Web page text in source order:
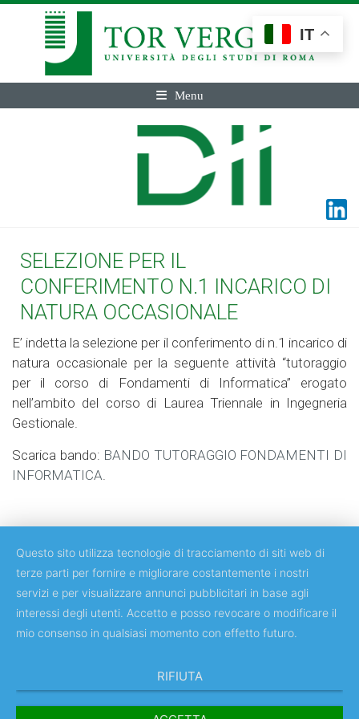
Menu
SELEZIONE PER IL
CONFERIMENTO N.1 INCARICO DI
NATURA OCCASIONALE
E’ indetta la selezione per il conferimento di n.1 incarico di
natura occasionale per la seguente attività “tutoraggio
per il corso di Fondamenti di Informatica” erogato
nell’ambito del corso di Laurea Triennale in Ingegneria
Gestionale.
Scarica bando: BANDO TUTORAGGIO FONDAMENTI DI
INFORMATICA.
Copyright © 2018 Università degli Studi di Roma Tor Vergata
IT
Questo sito utilizza tecnologie di tracciamento di siti web di
terze parti per fornire e migliorare costantemente i nostri
servizi e per visualizzare annunci pubblicitari in base agli
interessi degli utenti. Accetto e posso revocare o modificare il
mio consenso in qualsiasi momento con effetto futuro.
RIFIUTA